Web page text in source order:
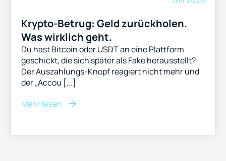
Krypto-Betrug: Geld zurückholen.
Was wirklich geht.
Du hast Bitcoin oder USDT an eine Plattform
geschickt, die sich später als Fake herausstellt?
Der Auszahlungs-Knopf reagiert nicht mehr und
der „Accou [...]
Mehr lesen